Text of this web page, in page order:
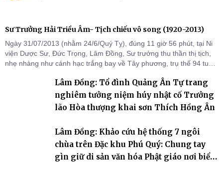
Sư Trưởng Hải Triều Âm- Tịch chiếu vô song (1920-2013)
Ngày 31/07/2013 (nhằm 24/6/Quý Tỵ), đúng 11 giờ 56 phút, tại Ni
viện Dược Sư, Đức Trọng, Lâm Đồng, Sư trưởng thu thần thị tịch,
nhẹ nhàng như cánh hạc trắng bay về Tây phương, trụ thế 94 tuổi
Lâm Đồng: Tổ đình Quảng Ân Tự trang
nghiêm tưởng niệm húy nhật cố Trưởng
lão Hòa thượng khai sơn Thích Hồng Ân
Lâm Đồng: Khảo cứu hệ thống 7 ngôi
chùa trên Đặc khu Phú Quý: Chung tay
gìn giữ di sản văn hóa Phật giáo nơi biển